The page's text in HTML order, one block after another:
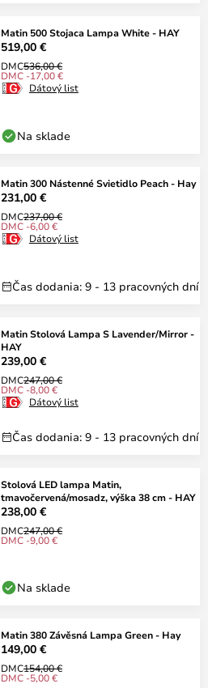
Matin 500 Stojaca Lampa White - HAY
519,00 €
DMC536,00 €
DMC -17,00 €
Dátový list
Na sklade
Matin 300 Nástenné Svietidlo Peach - Hay
231,00 €
DMC237,00 €
DMC -6,00 €
Dátový list
Čas dodania: 9 - 13 pracovných dní
Matin Stolová Lampa S Lavender/Mirror -
HAY
239,00 €
DMC247,00 €
DMC -8,00 €
Dátový list
Čas dodania: 9 - 13 pracovných dní
Stolová LED lampa Matin,
tmavočervená/mosadz, výška 38 cm - HAY
238,00 €
DMC247,00 €
DMC -9,00 €
Na sklade
Matin 380 Závěsná Lampa Green - Hay
149,00 €
DMC154,00 €
DMC -5,00 €